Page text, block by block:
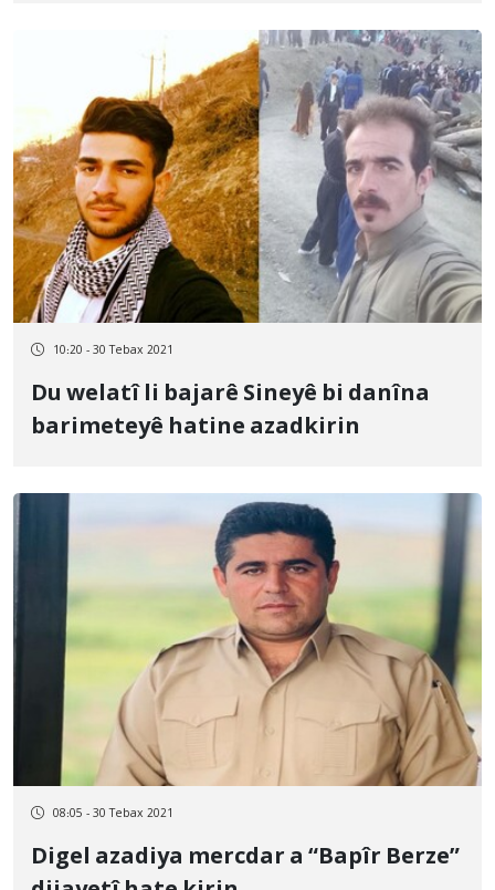
10:20 - 30 Tebax 2021
Du welatî li bajarê Sineyê bi danîna
barimeteyê hatine azadkirin
08:05 - 30 Tebax 2021
Digel azadiya mercdar a “Bapîr Berze”